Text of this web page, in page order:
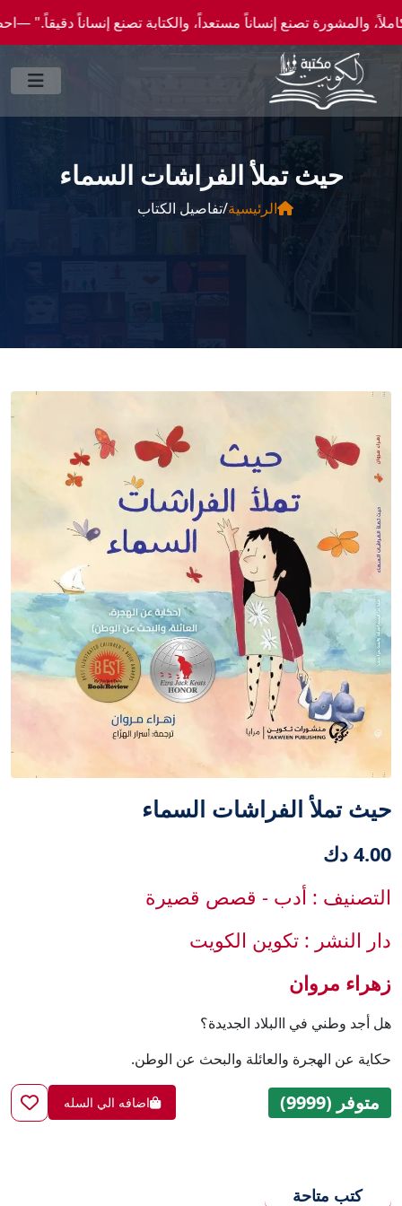
تصنع إنساناً مستعداً، والكتابة تصنع إنساناً دقيقاً." —احصل علي عروض وخصومات خاصة
حيث تملأ الفراشات السماء
الرئيسية/تفاصيل الكتاب
حيث تملأ الفراشات السماء
4.00 دك
التصنيف : أدب - قصص قصيرة
دار النشر : تكوين الكويت
زهراء مروان
هل أجد وطني في االبلاد الجديدة؟
حكاية عن الهجرة والعائلة والبحث عن الوطن.
متوفر (9999) اضافه الي السله
كتب متاحة